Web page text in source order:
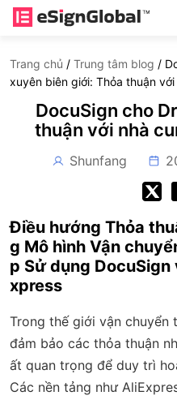
Trang chủ / Trung tâm blog /
xuyên biên giới: Thỏa thuận
DocuSign cho
thuận với nhà
Shunfang
Điều hướng Thỏa
g Mô hình Vận
p Sử dụng
xpress
Trong thế giới vận chuyển
đảm bảo các thỏa thuận
ất quan trọng để duy trì
Các nền tảng như